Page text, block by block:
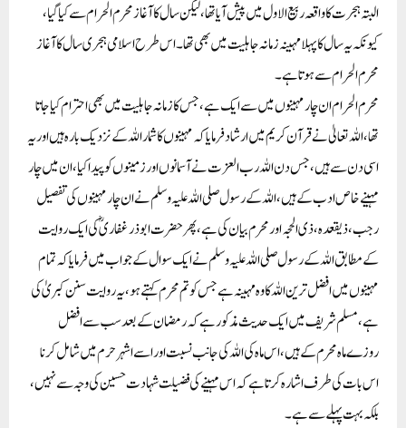
البتہ ہجرت کا واقعہ ربیع الاول میں پیش آیا تھا،لیکن سال کا آغاز محرم الحرام سے کیا گیا،
کیونکہ یہ سال کا پہلا مہینہ زمانہ جاہلیت میں بھی تھا۔اس طرح اسلامی ہجری سال کا آغاز
محرم الحرام سے ہوتا ہے۔
محرم الحرام ان چا ر مہینوں میں سے ایک ہے، جس کا زمانہ جاہلیت میں بھی احترام کیا جاتا
تھا، اللہ تعالیٰ نے قرآن کریم میں ارشاد فرمایا کہ مہینوں کا شمار اللہ کے نزدیک بارہ ہیں اور یہ
اسی دن سے ہیں، جس دن اللہ رب ا لعزت نے آسمانوں اور زمینوں کو پیدا کیا، ان میں چار
مہینے خاص ادب کے ہیں، اللہ کے رسول صلی اللہ علیہ وسلم نے ان چار مہینوں کی تفصیل
رجب، ذیقعدہ، ذی الحجہ اور محرم بیان کی ہے، پھر حضرت ابو ذر غفاری ؓکی ایک روایت
کے مطابق اللہ کے رسول صلی اللہ علیہ وسلم نے ایک سوال کے جواب میں فرمایا کہ تمام
مہینوں میں افضل ترین اللہ کا وہ مہینہ ہے جس کو تم محرم کہتے ہو، یہ روایت سنن کبریٰ کی
ہے، مسلم شریف میں ایک حدیث مذکور ہے کہ رمضان کے بعد سب سے افضل
روزے ماہ محرم کے ہیں، اس ماہ کی اللہ کی جانب نسبت اور اسے اشہر حرم میں شامل کرنا
اس بات کی طرف اشارہ کرتا ہے کہ اس مہینے کی فضیلت شہادت حسین کی وجہ سے نہیں،
بلکہ بہت پہلے سے ہے۔